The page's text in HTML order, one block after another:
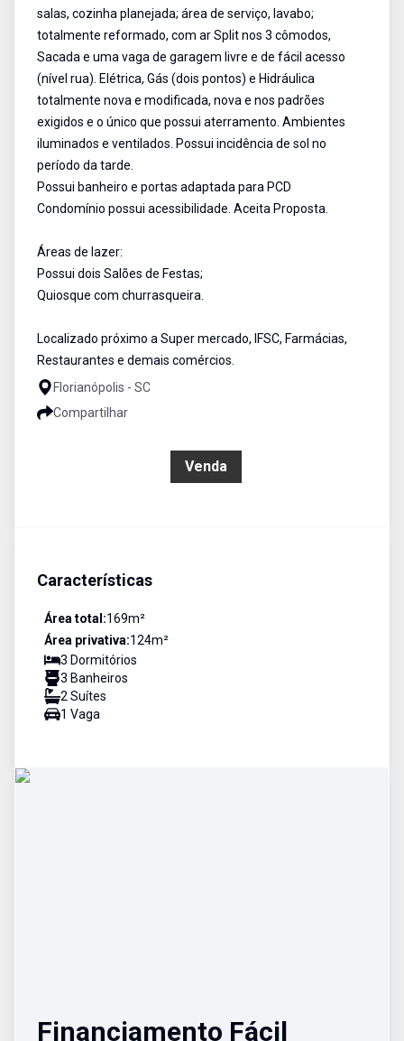
salas, cozinha planejada; área de serviço, lavabo;
totalmente reformado, com ar Split nos 3 cômodos,
Sacada e uma vaga de garagem livre e de fácil acesso
(nível rua). Elétrica, Gás (dois pontos) e Hidráulica
totalmente nova e modificada, nova e nos padrões
exigidos e o único que possui aterramento. Ambientes
iluminados e ventilados. Possui incidência de sol no
período da tarde.
Possui banheiro e portas adaptada para PCD
Condomínio possui acessibilidade. Aceita Proposta.
Áreas de lazer:
Possui dois Salões de Festas;
Quiosque com churrasqueira.
Localizado próximo a Super mercado, IFSC, Farmácias,
Restaurantes e demais comércios.
Florianópolis - SC
Compartilhar
Venda
Características
Área total:169m²
Área privativa:124m²
3 Dormitórios
3 Banheiros
2 Suítes
1 Vaga
Financiamento Fácil